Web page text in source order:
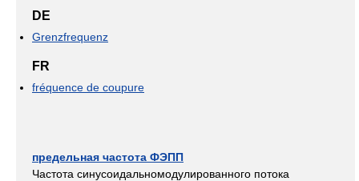
DE
Grenzfrequenz
FR
fréquence de coupure
предельная частота ФЭПП
Частота синусоидальномодулированного потока